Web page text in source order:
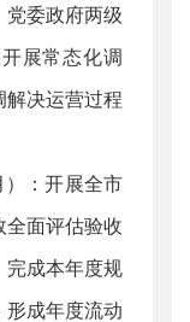
党委政府两级
展常态化调
解决运营过程
：开展全市
全面评估验收
完成本年度规
形成年度流动